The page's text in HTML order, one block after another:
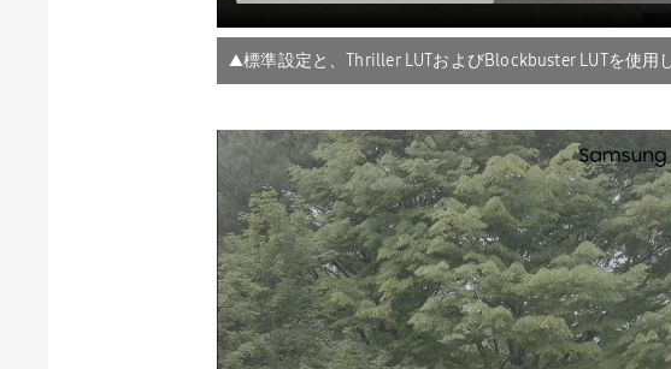
▲標準設定と、Thriller LUTおよびBlockbuster LUTを使用